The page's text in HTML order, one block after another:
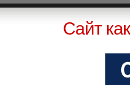
Сайт